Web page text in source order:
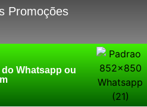
Promoções
Whatsapp ou